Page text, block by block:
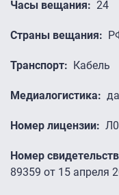
Часы вещания 24
Страны вещания
Транспорт Кабель
Медиалогистика да
Номер лицензии
Номер
89359 от 15 апреля